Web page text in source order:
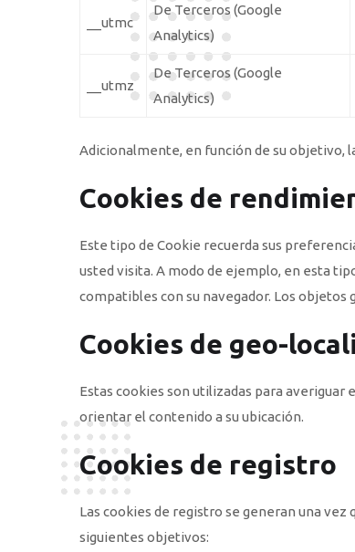
__utmc
De Terceros (Google
Analytics)
__utmz
De Terceros (Google
Analytics)
Adicionalmente, en función de su objetivo,
Cookies de
Este tipo de Cookie recuerda sus
usted visita. A modo de ejemplo, en esta
compatibles con su navegador. Los objetos
Cookies de geo-
Estas cookies son utilizadas para averiguar
orientar el contenido a su ubicación.
Cookies de registro
Las cookies de registro se generan una
siguientes objetivos: